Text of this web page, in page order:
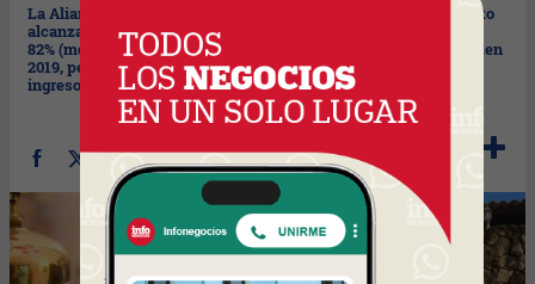
La Alianza de Hoteleras
alcanza una ocupación del
82% (menos gente que en
2019, pero 20% más de
ingresos)
La 'okupación' vive su punto
Propiedad Inmobiliaria piden
un “pacto de Estado”